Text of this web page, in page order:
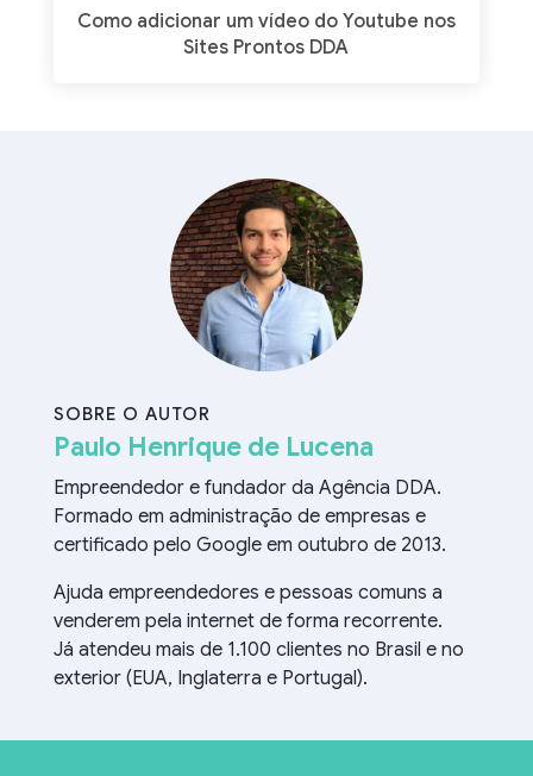
Como adicionar um vídeo do Youtube nos
Sites Prontos DDA
SOBRE O AUTOR
Paulo Henrique de Lucena
Empreendedor e fundador da Agência DDA.
Formado em administração de empresas e
certificado pelo Google em outubro de 2013.
Ajuda empreendedores e pessoas comuns a
venderem pela internet de forma recorrente.
Já atendeu mais de 1.100 clientes no Brasil e no
exterior (EUA, Inglaterra e Portugal).